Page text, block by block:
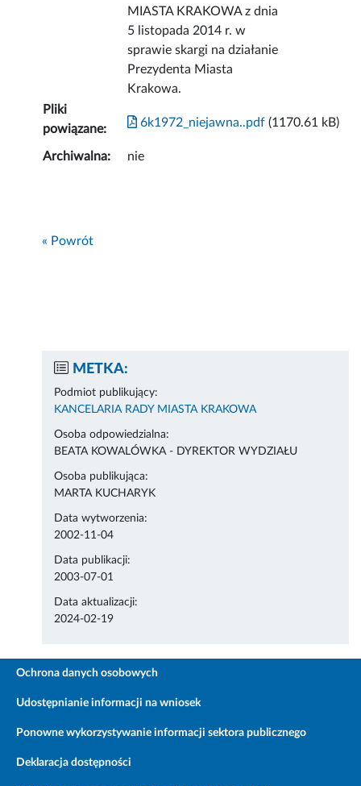
MIASTA KRAKOWA z dnia
5 listopada 2014 r. w
sprawie skargi na działanie
Prezydenta Miasta
Krakowa.
Pliki
powiązane:
6k1972_niejawna..pdf (1170.61 kB)
Archiwalna: nie
« Powrót
METKA:
Podmiot publikujący:
KANCELARIA RADY MIASTA KRAKOWA
Osoba odpowiedzialna:
BEATA KOWALÓWKA - DYREKTOR WYDZIAŁU
Osoba publikująca:
MARTA KUCHARYK
Data wytworzenia:
2002-11-04
Data publikacji:
2003-07-01
Data aktualizacji:
2024-02-19
Ochrona danych osobowych
Udostępnianie informacji na wniosek
Ponowne wykorzystywanie informacji sektora publicznego
Deklaracja dostępności